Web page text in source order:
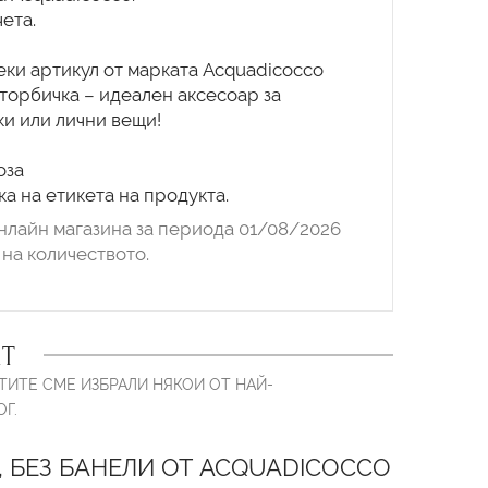
артикул от марката Acquadicocco
– идеален аксесоар за
или лични вещи!
на етикета на продукта.
магазина за периода 01/08/2026
количеството.
СМЕ ИЗБРАЛИ НЯКОИ ОТ НАЙ-
БАНЕЛИ ОТ ACQUADICOCCO